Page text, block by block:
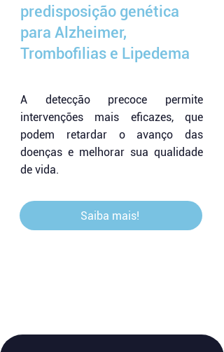
predisposição genética
para Alzheimer,
Trombofilias e Lipedema
A detecção precoce permite
intervenções mais eficazes, que
podem retardar o avanço das
doenças e melhorar sua qualidade
de vida.
Saiba mais!